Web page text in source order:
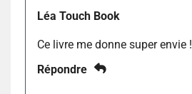
Léa Touch Book
Ce livre me donne super envie !
Répondre